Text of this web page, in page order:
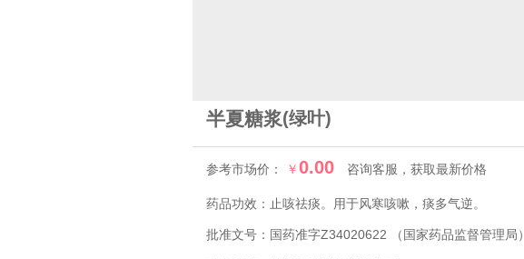
半夏糖浆(绿叶)
参考市场价： ￥0.00 咨询客服，获取最新价格
药品功效： 止咳祛痰。用于风寒咳嗽，痰多气逆。
批准文号： 国药准字Z34020622 （国家药品监督管理局）